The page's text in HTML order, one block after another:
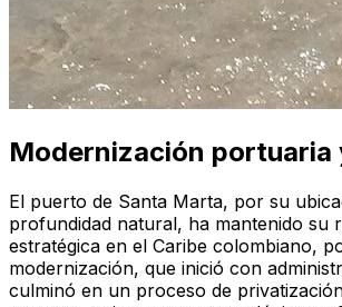
Modernización portuaria
El puerto de Santa Marta, por su
profundidad natural, ha mantenido su
estratégica en el Caribe colombiano,
modernización, que inició con
culminó en un proceso de